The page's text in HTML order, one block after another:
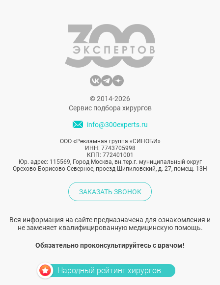
© 2014-2026
Сервис подбора хирургов
info@300experts.ru
ООО «Рекламная группа «СИНОБИ»
ИНН: 7743705998
КПП: 772401001
Юр. адрес: 115569, Город Москва, вн.тер.г. муниципальный округ
Орехово-Борисово Северное, проезд Шипиловский, д. 27, помещ. 13Н
ЗАКАЗАТЬ ЗВОНОК
Вся информация на сайте предназначена для ознакомления и
не заменяет квалифицированную медицинскую помощь.
Обязательно проконсультируйтесь с врачом!
Народный рейтинг хирургов